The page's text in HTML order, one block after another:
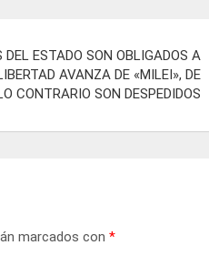
DEL ESTADO SON OBLIGADOS A
AVANZA DE «MILEI», DE
CONTRARIO SON DESPEDIDOS
marcados con *